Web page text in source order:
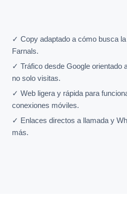
✓ Copy adaptado a cómo busca
Farnals.
✓ Tráfico desde Google orientado
no solo visitas.
✓ Web ligera y rápida para
conexiones móviles.
✓ Enlaces directos a llamada y
más.